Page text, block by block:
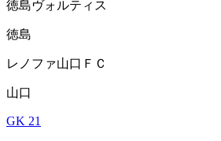
徳島ヴォルティス
徳島
レノファ山口ＦＣ
山口
GK 21